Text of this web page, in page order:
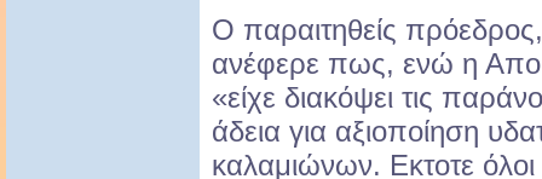
Ο παραιτηθείς
ανέφερε πως, ενώ η
«είχε διακόψει τις
άδεια για αξιοποίηση
καλαμιώνων. Εκτοτε